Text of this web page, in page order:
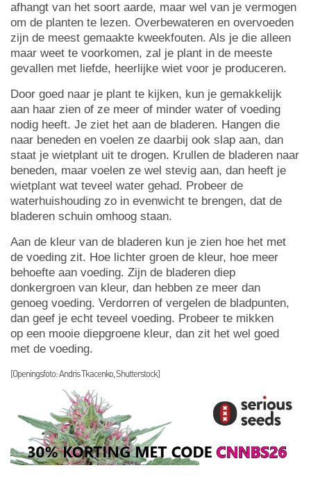
afhangt van het soort aarde, maar wel van je vermogen
om de planten te lezen. Overbewateren en overvoeden
zijn de meest gemaakte kweekfouten. Als je die alleen
maar weet te voorkomen, zal je plant in de meeste
gevallen met liefde, heerlijke wiet voor je produceren.
Door goed naar je plant te kijken, kun je gemakkelijk
aan haar zien of ze meer of minder water of voeding
nodig heeft. Je ziet het aan de bladeren. Hangen die
naar beneden en voelen ze daarbij ook slap aan, dan
staat je wietplant uit te drogen. Krullen de bladeren naar
beneden, maar voelen ze wel stevig aan, dan heeft je
wietplant wat teveel water gehad. Probeer de
waterhuishouding zo in evenwicht te brengen, dat de
bladeren schuin omhoog staan.
Aan de kleur van de bladeren kun je zien hoe het met
de voeding zit. Hoe lichter groen de kleur, hoe meer
behoefte aan voeding. Zijn de bladeren diep
donkergroen van kleur, dan hebben ze meer dan
genoeg voeding. Verdorren of vergelen de bladpunten,
dan geef je echt teveel voeding. Probeer te mikken
op een mooie diepgroene kleur, dan zit het wel goed
met de voeding.
[Openingsfoto: Andris Tkacenko, Shutterstock]